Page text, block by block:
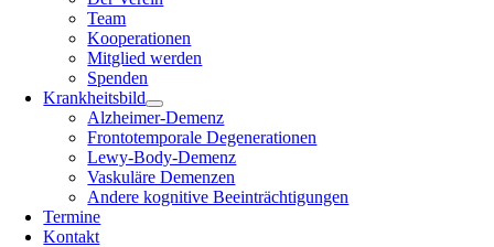
Team
Kooperationen
Mitglied werden
Spenden
Krankheitsbild
Alzheimer-Demenz
Frontotemporale Degenerationen
Lewy-Body-Demenz
Vaskuläre Demenzen
Andere kognitive Beeinträchtigungen
Termine
Kontakt